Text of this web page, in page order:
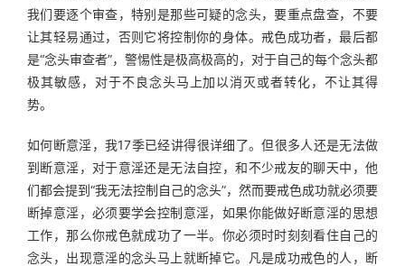
我们要逐个审查，特别是那些可疑的念头，要重点盘查，不要
让其轻易通过，否则它将控制你的身体。戒色成功者，最后都
是“念头审查者”，警惕性是极高极高的，对于自己的每个念头都
极其敏感，对于不良念头马上加以消灭或者转化，不让其得
势。
如何断意淫，我17季已经讲得很详细了。但很多人还是无法做
到断意淫，对于意淫还是无法自控，和不少戒友的聊天中，他
们都会提到“我无法控制自己的念头”，然而要戒色成功就必须要
断掉意淫，必须要学会控制意淫，如果你能做好断意淫的思想
工作，那么你戒色就成功了一半。你必须时时刻刻看住自己的
念头，出现意淫的念头马上就断掉它。凡是成功戒色的人，断